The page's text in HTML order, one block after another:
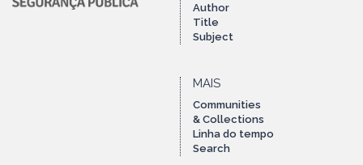
Author
Title
Subject
MAIS
Communities
& Collections
Linha do tempo
Search